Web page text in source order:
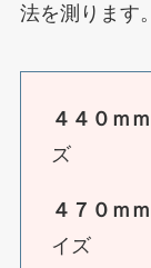
法を測ります。
４４０ｍｍ
ズ
４７０ｍｍ
イズ